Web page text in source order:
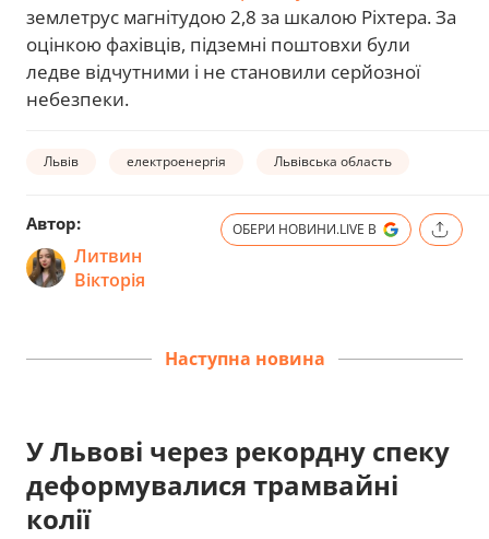
землетрус магнітудою 2,8 за шкалою Ріхтера. За
оцінкою фахівців, підземні поштовхи були
ледве відчутними і не становили серйозної
небезпеки.
Львів електроенергія Львівська область
Автор:
Литвин
Вікторія
ОБЕРИ НОВИНИ.LIVE В
Наступна новина
У Львові через рекордну спеку
деформувалися трамвайні
колії